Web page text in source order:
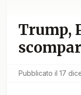
Trump,
Pubblicato il 17